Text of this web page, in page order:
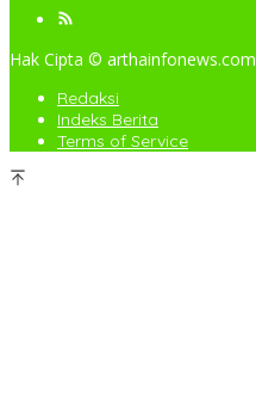
Hak Cipta © arthainfonews.com
Redaksi
Indeks Berita
Terms of Service